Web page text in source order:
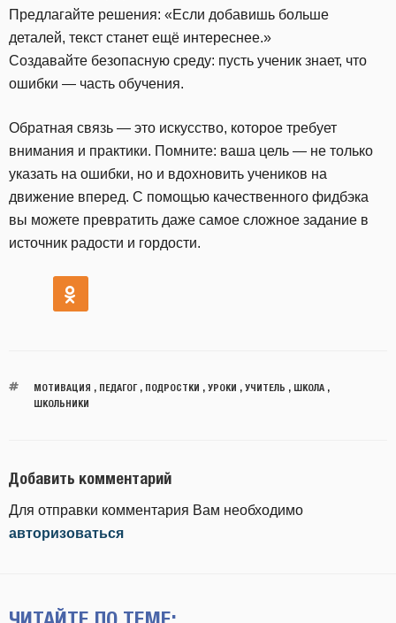
Предлагайте решения: «Если добавишь больше
деталей, текст станет ещё интереснее.»
Создавайте безопасную среду: пусть ученик знает, что
ошибки — часть обучения.
Обратная связь — это искусство, которое требует
внимания и практики. Помните: ваша цель — не только
указать на ошибки, но и вдохновить учеников на
движение вперед. С помощью качественного фидбэка
вы можете превратить даже самое сложное задание в
источник радости и гордости.
МОТИВАЦИЯ ПЕДАГОГ, ПОДРОСТКИ УРОКИ УЧИТЕЛЬ ШКОЛА,
ШКОЛЬНИКИ
Добавить комментарий
Для отправки комментария Вам необходимо
авторизоваться